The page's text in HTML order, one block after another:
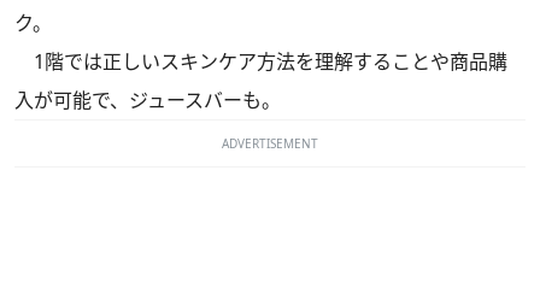
ク。
1階では正しいスキンケア方法を理解することや商品購
入が可能で、ジュースバーも。
ADVERTISEMENT